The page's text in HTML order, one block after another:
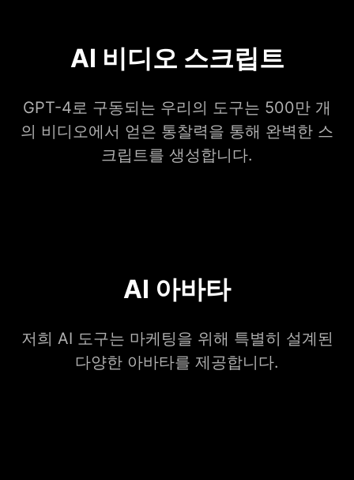
AI 비디오 스크립트
GPT-4로 구동되는 우리의 도구는 500만 개
의 비디오에서 얻은 통찰력을 통해 완벽한 스
크립트를 생성합니다.
AI 아바타
저희 AI 도구는 마케팅을 위해 특별히 설계된
다양한 아바타를 제공합니다.